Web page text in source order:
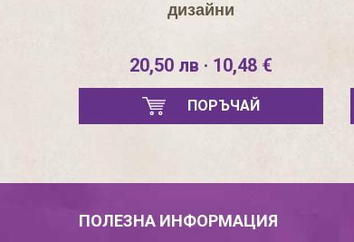
дизайни
20,50 лв · 10,48 €
ПОРЪЧАЙ
ПОЛЕЗНА ИНФОРМАЦИЯ